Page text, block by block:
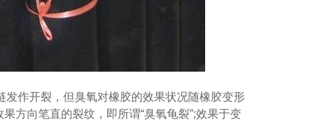
作开裂，但臭氧对橡胶的效果状况随橡胶变形
方向笔直的裂纹，即所谓“臭氧龟裂”;效果于变